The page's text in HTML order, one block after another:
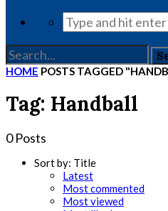
HOME POSTS TAGGED
Tag: Handball
0 Posts
Sort by: Title
Latest
Most commented
Most viewed